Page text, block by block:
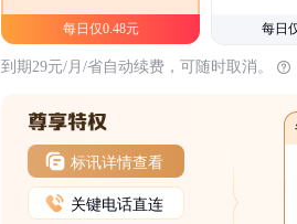
每日仅0.48元 每日
到期29元/月/省自动续费，可随时取消。
标讯详情查看
关键电话直连